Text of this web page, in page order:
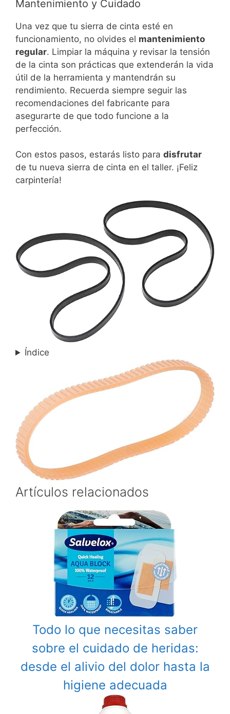
Mantenimiento y Cuidado
Una vez que tu sierra de cinta esté en
funcionamiento, no olvides el mantenimiento
regular. Limpiar la máquina y revisar la tensión
de la cinta son prácticas que extenderán la vida
útil de la herramienta y mantendrán su
rendimiento. Recuerda siempre seguir las
recomendaciones del fabricante para
asegurarte de que todo funcione a la
perfección.
Con estos pasos, estarás listo para disfrutar
de tu nueva sierra de cinta en el taller. ¡Feliz
carpintería!
Índice
Artículos relacionados
Todo lo que necesitas saber
sobre el cuidado de heridas:
desde el alivio del dolor hasta la
higiene adecuada